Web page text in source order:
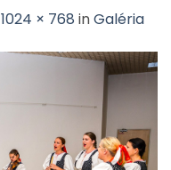
1024 × 768 inGaléria